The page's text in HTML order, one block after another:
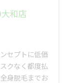
和店
セプトに低価
クなく都度払
身脱毛までお